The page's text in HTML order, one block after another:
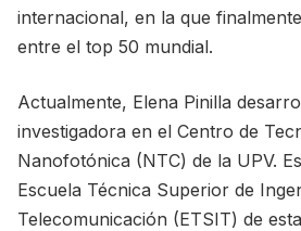
internacional, en la que
entre el top 50 mundial.
Actualmente, Elena Pinilla
investigadora en el Centro de
Nanofotónica (NTC) de la UPV.
Escuela Técnica Superior de
Telecomunicación (ETSIT) de